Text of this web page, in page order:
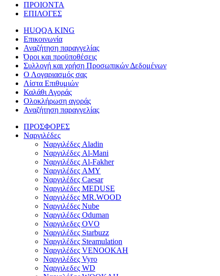
ΠΡΟΙΟΝΤΑ
ΕΠΙΛΟΓΕΣ
HUQQA KING
Επικοινωνία
Αναζήτηση παραγγελίας
Όροι και προϋποθέσεις
Συλλογή και χρήση Προσωπικών Δεδομένων
Ο Λογαριασμός σας
Λίστα Επιθυμιών
Καλάθι Αγοράς
Ολοκλήρωση αγοράς
Αναζήτηση παραγγελίας
ΠΡΟΣΦΟΡΕΣ
Ναργιλέδες
Ναργιλέδες Aladin
Ναργιλέδες Al-Mani
Ναργιλέδες Al-Fakher
Ναργιλέδες AΜΥ
Ναργιλέδες Caesar
Ναργιλέδες MEDUSE
Ναργιλέδες MR.WOOD
Ναργιλέδες Nube
Ναργιλέδες Oduman
Ναργιλεδες OVO
Ναργιλέδες Starbuzz
Ναργιλέδες Steamulation
Ναργιλέδες VENOOKAH
Ναργιλέδες Vyro
Ναργιλεδες WD